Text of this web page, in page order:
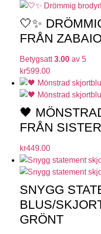
🤍✨
FRÅN
Betygsatt3.00 av 5
kr599.00
🖤
FRÅN
kr449.00
SNYGG
BLUS/
GRÖNT